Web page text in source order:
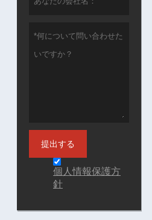
提出する
個人情報保護方
針